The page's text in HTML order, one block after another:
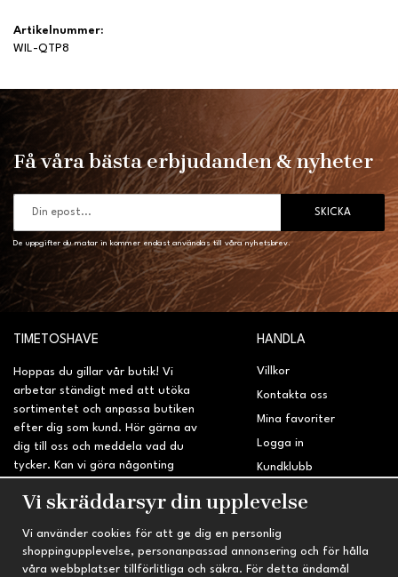
Artikelnummer:
WIL-QTP8
Få våra bästa erbjudanden & nyheter
SKICKA
De uppgifter du matar in kommer endast användas till våra nyhetsbrev.
TIMETOSHAVE
Hoppas du gillar vår butik! Vi
arbetar ständigt med att utöka
sortimentet och anpassa butiken
efter dig som kund. Hör gärna av
dig till oss och meddela vad du
tycker. Kan vi göra någonting
sidan?
HANDLA
Villkor
Kontakta oss
Mina favoriter
Logga in
Kundklubb
Retur & Reklamation
INFORMATION TRYGG HANDEL
Vi skräddarsyr din upplevelse
Vi använder cookies för att ge dig en personlig
shoppingupplevelse, personanpassad annonsering och för hålla
våra webbplatser tillförlitliga och säkra. För detta ändamål